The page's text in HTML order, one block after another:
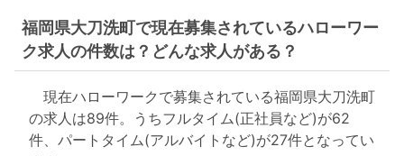
福岡県大刀洗町で現在募集されているハローワー
ク求人の件数は？どんな求人がある？
現在ハローワークで募集されている福岡県大刀洗町
の求人は89件。うちフルタイム(正社員など)が62
件、パートタイム(アルバイトなど)が27件となってい